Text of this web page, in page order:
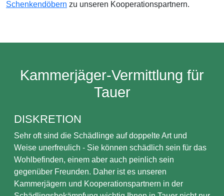
Schenkendöbern zu unseren Kooperationspartnern.
Kammerjäger-Vermittlung für
Tauer
DISKRETION
Sehr oft sind die Schädlinge auf doppelte Art und
Weise unerfreulich - Sie können schädlich sein für das
Wohlbefinden, einem aber auch peinlich sein
gegenüber Freunden. Daher ist es unseren
Kammerjägern und Kooperationspartnern in der